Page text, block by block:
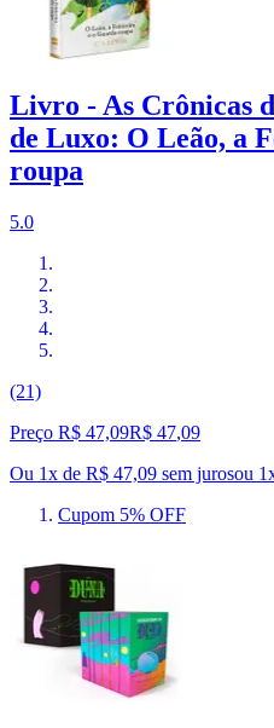
Livro - As Crônicas
de Luxo: O Leão, a
roupa
5.0
(21)
Preço R$ 47,09R$ 47,09
Ou 1x de R$ 47,09 sem jurosou 1
Cupom 5% OFF